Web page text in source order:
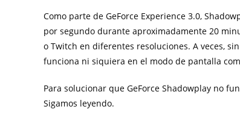
Como parte de GeForce Experience 3.0,
por segundo durante aproximadamente 20
o Twitch en diferentes resoluciones. A veces,
funciona ni siquiera en el modo de pantalla
Para solucionar que GeForce Shadowplay no
Sigamos leyendo.